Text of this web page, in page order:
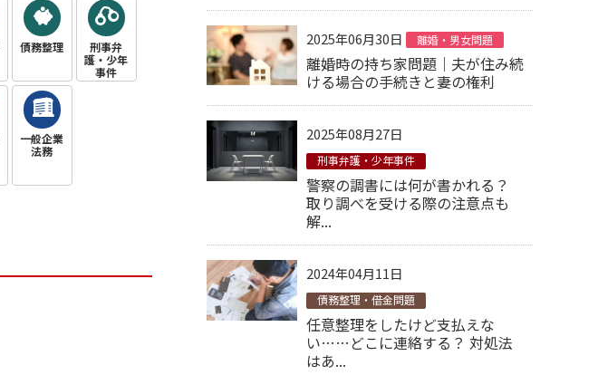
債務整理
刑事弁
護・少年
事件
一般企業
法務
2025年06月30日 離婚・男女問題
離婚時の持ち家問題｜夫が住み続
ける場合の手続きと妻の権利
2025年08月27日
刑事弁護・少年事件
警察の調書には何が書かれる？
取り調べを受ける際の注意点も
解...
2024年04月11日
債務整理・借金問題
任意整理をしたけど支払えな
い……どこに連絡する？ 対処法
はあ...